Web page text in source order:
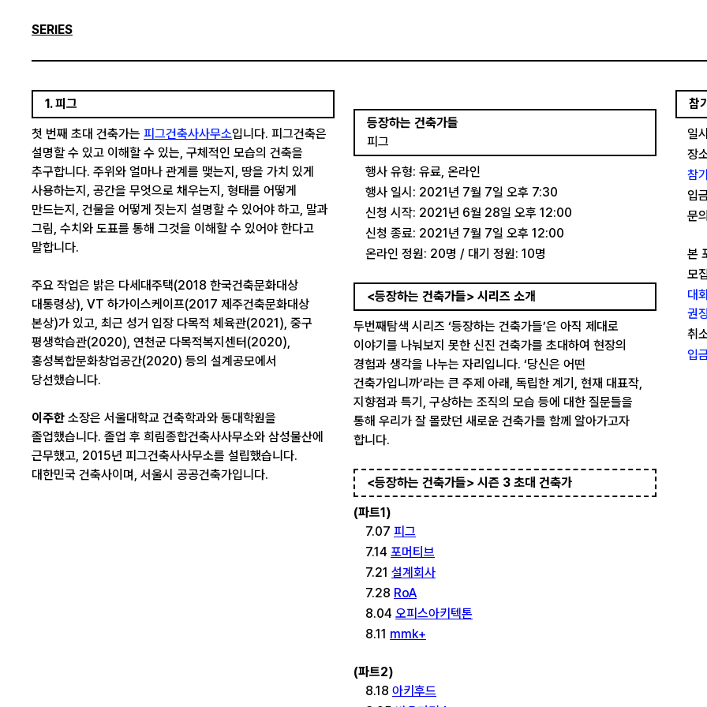
SERIES
1. 피그
첫 번째 초대 건축가는 피그건축사사무소입니다. 피그건축은
설명할 수 있고 이해할 수 있는, 구체적인 모습의 건축을
추구합니다. 주위와 얼마나 관계를 맺는지, 땅을 가치 있게
사용하는지, 공간을 무엇으로 채우는지, 형태를 어떻게
만드는지, 건물을 어떻게 짓는지 설명할 수 있어야 하고, 말과
그림, 수치와 도표를 통해 그것을 이해할 수 있어야 한다고
말합니다.
주요 작업은 밝은 다세대주택(2018 한국건축문화대상
대통령상), VT 하가이스케이프(2017 제주건축문화대상
본상)가 있고, 최근 성거 입장 다목적 체육관(2021), 중구
평생학습관(2020), 연천군 다목적복지센터(2020),
홍성복합문화창업공간(2020) 등의 설계공모에서
당선했습니다.
이주한 소장은 서울대학교 건축학과와 동대학원을
졸업했습니다. 졸업 후 희림종합건축사사무소와 삼성물산에
근무했고, 2015년 피그건축사사무소를 설립했습니다.
대한민국 건축사이며, 서울시 공공건축가입니다.
등장하는 건축가들
피그
행사 유형: 유료, 온라인
행사 일시: 2021년 7월 7일 오후 7:30
신청 시작: 2021년 6월 28일 오후 12:00
신청 종료: 2021년 7월 7일 오후 12:00
온라인 정원: 20명 / 대기 정원: 10명
<등장하는 건축가들> 시리즈 소개
두번째탐색 시리즈 ‘등장하는 건축가들’은 아직 제대로
이야기를 나눠보지 못한 신진 건축가를 초대하여 현장의
경험과 생각을 나누는 자리입니다. ‘당신은 어떤
건축가입니까’라는 큰 주제 아래, 독립한 계기, 현재 대표작,
지향점과 특기, 구상하는 조직의 모습 등에 대한 질문들을
통해 우리가 잘 몰랐던 새로운 건축가를 함께 알아가고자
합니다.
<등장하는 건축가들> 시즌 3 초대 건축가
(파트1)
7.07 피그
7.14 포머티브
7.21 설계회사
7.28 RoA
8.04 오피스아키텍톤
8.11 mmk+
(파트2)
8.18 아키후드
참
일
장
참
입
문
본
모
대
권
취
입